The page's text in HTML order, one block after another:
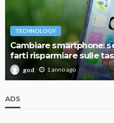
TECHNOLOGY
Cambiare smartphone:
farti risparmiare sulle
god 1 anno ago
ADS